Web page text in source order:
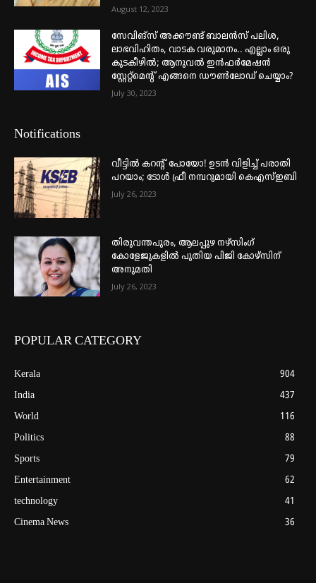
August 12, 2023
സേവിങ്സ് അക്കൗണ്ട് ബാലൻസ് പലിശ,
ലാഭവിഹിതം, വാടക വരുമാനം.. എല്ലാം ഒരു
കുടകീഴിൽ; ആനുവൽ ഇൻഫർമേഷൻ
സ്റ്റേറ്റ്മെന്റ് എങ്ങനെ ഡൗൺലോഡ് ചെയ്യാം?
July 30, 2023
Notifications
വീട്ടില്‍ കറന്റ് പോയോ! ഉടന്‍ വിളിച്ച് പരാതി
പറയാം; ടോള്‍ ഫ്രീ നമ്പറുമായി കെഎസ്ഇബി
July 26, 2023
തിരുവന്തപുരം, ആലപ്പുഴ നഴ്‌സിംഗ്
കോളേജുകളില്‍ പുതിയ പിജി കോഴ്‌സിന്
അനുമതി
July 26, 2023
POPULAR CATEGORY
Kerala
904
India
437
World
116
Politics
88
Sports
79
Entertainment
62
technology
41
Cinema News
36